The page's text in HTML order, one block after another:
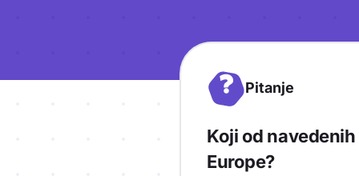
? Pitanje
Koji od
Europe?